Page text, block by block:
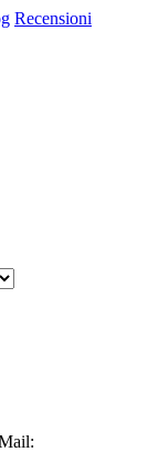
Recensioni